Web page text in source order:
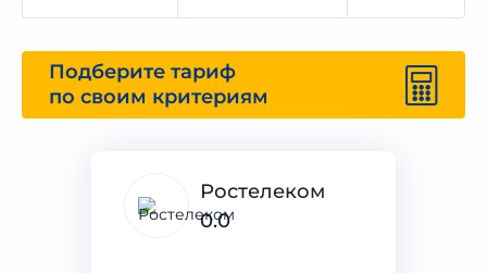
Подберите тариф
по своим критериям
Ростелеком
0.0